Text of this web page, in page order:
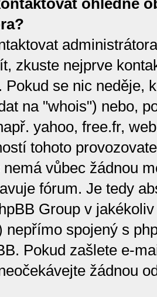
ohledně
zkuste nejprve
Pokud se nic neděje,
na "whois") nebo,
yahoo, free.fr,
tohoto
vůbec žádnou
fórum. Je tedy
Group v
nepřímo spojený s
Pokud zašlete e-
žádnou